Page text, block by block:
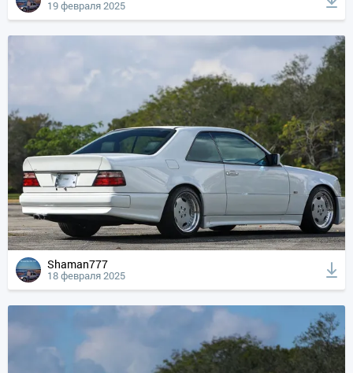
19 февраля 2025
Shaman777
18 февраля 2025